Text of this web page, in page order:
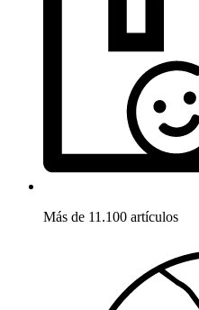
Más de 11.100 artículos